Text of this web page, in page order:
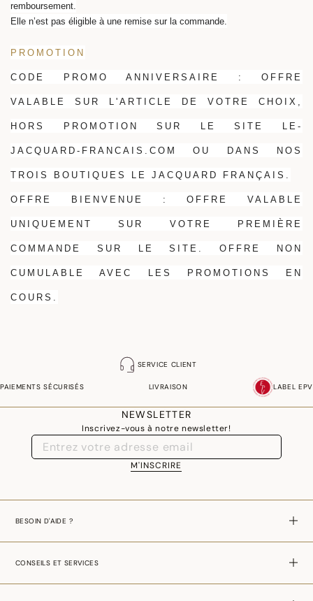
remboursement.
Elle n’est pas éligible à une remise sur la commande.
PROMOTION
CODE PROMO ANNIVERSAIRE : OFFRE
VALABLE SUR L'ARTICLE DE VOTRE CHOIX,
HORS PROMOTION SUR LE SITE LE-
JACQUARD-FRANCAIS.COM OU DANS NOS
TROIS BOUTIQUES LE JACQUARD FRANÇAIS.
OFFRE BIENVENUE : OFFRE VALABLE
UNIQUEMENT SUR VOTRE PREMIÈRE
COMMANDE SUR LE SITE. OFFRE NON
CUMULABLE AVEC LES PROMOTIONS EN
COURS.
SERVICE CLIENT
PAIEMENTS SÉCURISÉS LIVRAISON LABEL EPV
NEWSLETTER
Inscrivez-vous à notre newsletter!
M'INSCRIRE
BESOIN D'AIDE ?
CONSEILS ET SERVICES